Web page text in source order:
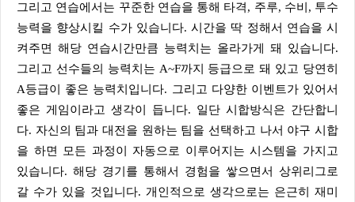
그리고 연습에서는 꾸준한 연습을 통해 타격, 주루, 수비, 투수
능력을 향상시킬 수가 있습니다. 시간을 딱 정해서 연습을 시
켜주면 해당 연습시간만큼 능력치는 올라가게 돼 있습니다.
그리고 선수들의 능력치는 A~F까지 등급으로 돼 있고 당연히
A등급이 좋은 능력치입니다. 그리고 다양한 이벤트가 있어서
좋은 게임이라고 생각이 듭니다. 일단 시합방식은 간단합니
다. 자신의 팀과 대전을 원하는 팀을 선택하고 나서 야구 시합
을 하면 모든 과정이 자동으로 이루어지는 시스템을 가지고
있습니다. 해당 경기를 통해서 경험을 쌓으면서 상위리그로
갈 수가 있을 것입니다. 개인적으로 생각으로는 은근히 재미